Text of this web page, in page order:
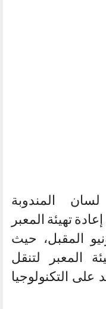
المندوبة
تهيئة المعبر
المقبل، حيث
المعبر لتنقل
التكنولوجيا